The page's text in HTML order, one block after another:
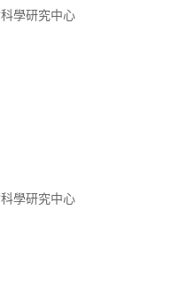
學研究中心
學研究中心